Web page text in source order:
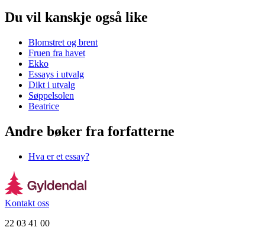
Du vil kanskje også like
Blomstret og brent
Fruen fra havet
Ekko
Essays i utvalg
Dikt i utvalg
Søppelsolen
Beatrice
Andre bøker fra forfatterne
Hva er et essay?
Kontakt oss
22 03 41 00